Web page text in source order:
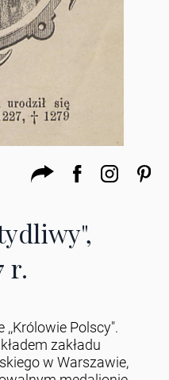
r.
,,Królowie Polscy".
zakładu
w Warszawie,